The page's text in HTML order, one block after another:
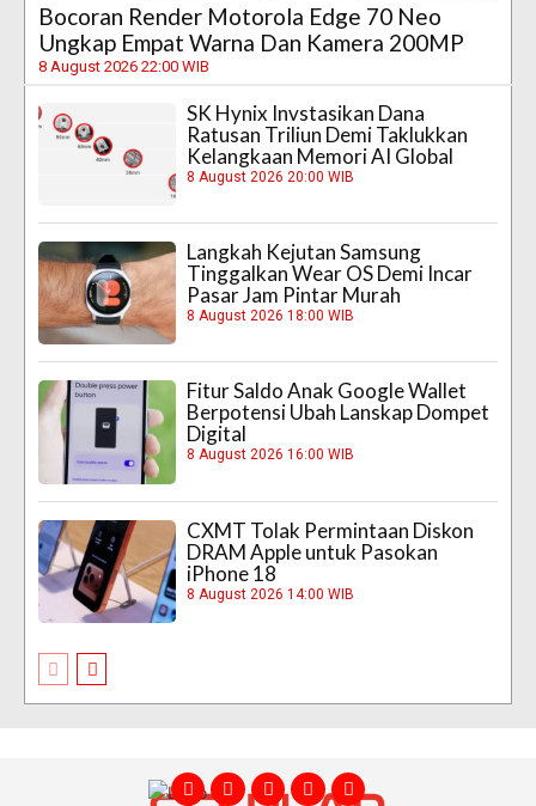
Bocoran Render Motorola Edge 70 Neo
Ungkap Empat Warna Dan Kamera 200MP
8 August 2026 22:00 WIB
SK Hynix Invstasikan Dana
Ratusan Triliun Demi Taklukkan
Kelangkaan Memori AI Global
8 August 2026 20:00 WIB
Langkah Kejutan Samsung
Tinggalkan Wear OS Demi Incar
Pasar Jam Pintar Murah
8 August 2026 18:00 WIB
Fitur Saldo Anak Google Wallet
Berpotensi Ubah Lanskap Dompet
Digital
8 August 2026 16:00 WIB
CXMT Tolak Permintaan Diskon
DRAM Apple untuk Pasokan
iPhone 18
8 August 2026 14:00 WIB